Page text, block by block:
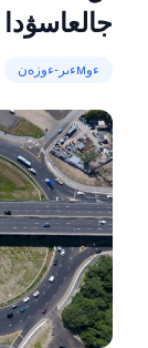
جالعاسۋدا
ءوмءىر-ءوزەن